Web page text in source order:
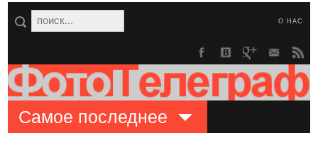
О НАС
Самое последнее